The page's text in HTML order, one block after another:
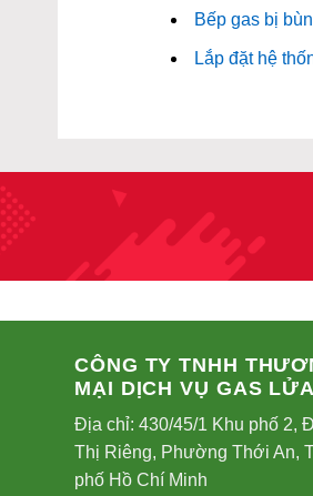
Bếp gas bị
Lắp đặt hệ
CÔNG TY TNHH
MẠI DỊCH VỤ GAS
Địa chỉ: 430/45/1 Khu phố 2,
Thị Riêng, Phường Thới An,
phố Hồ Chí Minh